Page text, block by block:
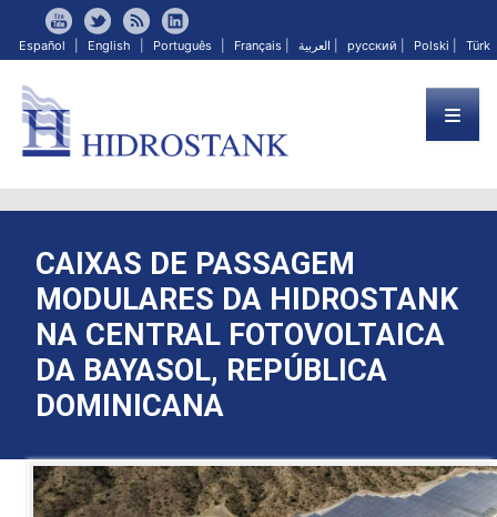
Español English Português Français العربية русский Polski Türk
CAIXAS DE PASSAGEM
MODULARES DA HIDROSTANK
NA CENTRAL FOTOVOLTAICA
DA BAYASOL, REPÚBLICA
DOMINICANA